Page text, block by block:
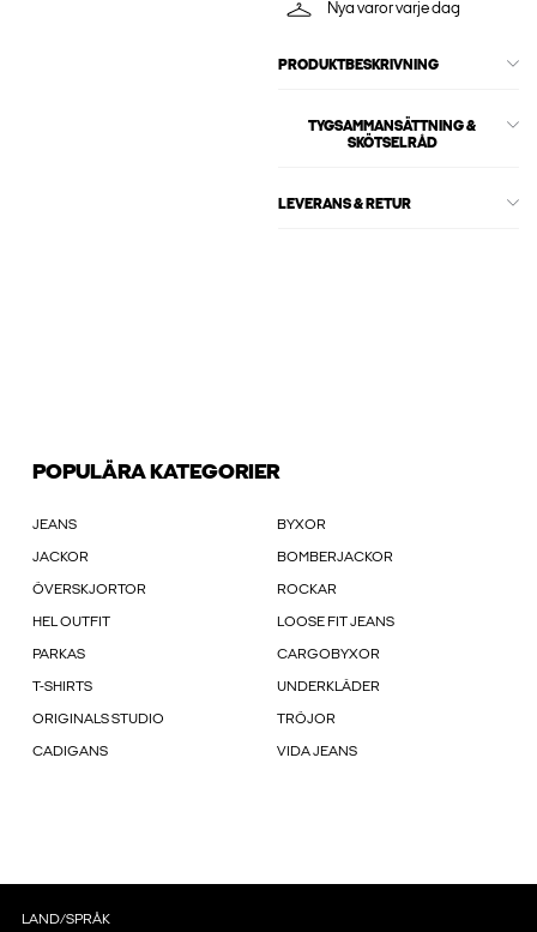
Nya varor varje dag
PRODUKTBESKRIVNING
TYGSAMMANSÄTTNING &
SKÖTSELRÅD
LEVERANS & RETUR
POPULÄRA KATEGORIER
JEANS BYXOR
JACKOR BOMBERJACKOR
ÖVERSKJORTOR ROCKAR
HEL OUTFIT LOOSE FIT JEANS
PARKAS CARGOBYXOR
T-SHIRTS UNDERKLÄDER
ORIGINALS STUDIO TRÖJOR
CADIGANS VIDA JEANS
LAND/SPRÅK